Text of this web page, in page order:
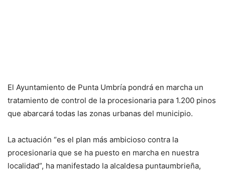
El Ayuntamiento de Punta Umbría pondrá en marcha un
tratamiento de control de la procesionaria para 1.200 pinos
que abarcará todas las zonas urbanas del municipio.
La actuación “es el plan más ambicioso contra la
procesionaria que se ha puesto en marcha en nuestra
localidad”, ha manifestado la alcaldesa puntaumbrieña,